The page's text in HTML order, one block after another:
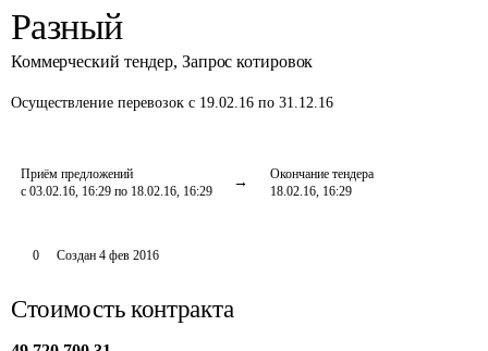
Разный
Коммерческий тендер, Запрос котировок
Осуществление перевозок с 19.02.16 по 31.12.16
Приём предложений
с 03.02.16, 16:29 по 18.02.16, 16:29
Окончание тендера
18.02.16, 16:29
0 Создан 4 фев 2016
Стоимость контракта